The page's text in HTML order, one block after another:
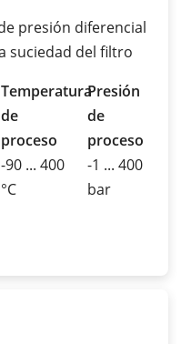
presión diferencial
suciedad del filtro
Temperatura
de
proceso
-90 ... 400
°C
Presión
de
proceso
-1 ... 400
bar